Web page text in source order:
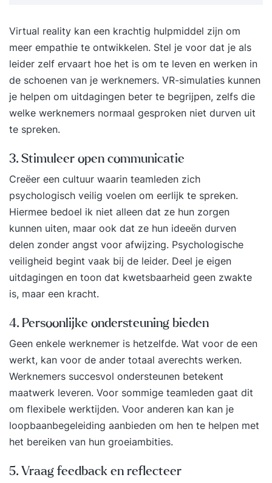
managers in alle soorten en maten. Resultaat Na
de training beschik je over tools en handvatten
om op een zelfverzekerde en effectieve te
leidinggeven. Werkwijze van Supertrainer
Intakegesprek (vrijblijvend)Jij krijgt de beste
training als die is afgestemd op jouw behoeften.
Daarom brengen we samen jouw situatie in kaart.
minuten. Tegelijkertijd kan jij ook alles aan ons
vragen om zo te beslissen of we bij je passen.
Persoonlijke brochure (vrijblijvend)Na het
intakegesprek krijg je binnen enkele dagen jouw
persoonlijke brochure. Daarin kan je het
inhoudelijk programma vinden samen met
informatie over ons, onze werkwijze en
referenties. TrainingKorte sessies die praktisch
ingesteld zijn. Bij jou op locatie of bij ons, wat jij
Terschelling. SupportNa de training blijft
Supertrainer voor je klaarstaan. Je krijgt een
hand-out en persoonlijk actieplan. Daarnaast mag
je gebruik blijven maken van ons, we
beantwoorden elke vraag voor je en je mag ons
altijd bellen. Ook bellen wij jou zo nu en dan eens
op om te vragen hoe het gaat. We willen namelijk
dat je blijvend tevreden bent met de training.
nog niet is beantwoord? Vraag dan de gratis
Virtual reality kan een krachtig hulpmiddel zijn om
meer empathie te ontwikkelen. Stel je voor dat je als
leider zelf ervaart hoe het is om te leven en werken in
de schoenen van je werknemers. VR-simulaties kunnen
je helpen om uitdagingen beter te begrijpen, zelfs die
welke werknemers normaal gesproken niet durven uit
te spreken.
3. Stimuleer open communicatie
Creëer een cultuur waarin teamleden zich
psychologisch veilig voelen om eerlijk te spreken.
Hiermee bedoel ik niet alleen dat ze hun zorgen
kunnen uiten, maar ook dat ze hun ideeën durven
delen zonder angst voor afwijzing. Psychologische
veiligheid begint vaak bij de leider. Deel je eigen
uitdagingen en toon dat kwetsbaarheid geen zwakte
is, maar een kracht.
4. Persoonlijke ondersteuning bieden
Geen enkele werknemer is hetzelfde. Wat voor de een
werkt, kan voor de ander totaal averechts werken.
Werknemers succesvol ondersteunen betekent
maatwerk leveren. Voor sommige teamleden gaat dit
om flexibele werktijden. Voor anderen kan kan je
loopbaanbegeleiding aanbieden om hen te helpen met
het bereiken van hun groeiambities.
5. Vraag feedback en reflecteer